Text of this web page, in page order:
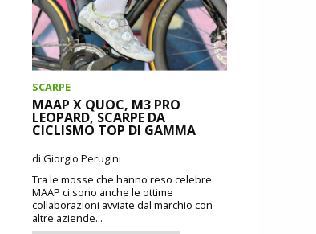
SCARPE
MAAP X QUOC, M3 PRO
LEOPARD, SCARPE DA
CICLISMO TOP DI GAMMA
di Giorgio Perugini
Tra le mosse che hanno reso celebre
MAAP ci sono anche le ottime
collaborazioni avviate dal marchio con
altre aziende...